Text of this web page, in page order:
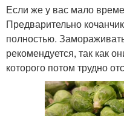
Если же у вас мало
Предварительно
полностью.
рекомендуется, так как
которого потом трудно